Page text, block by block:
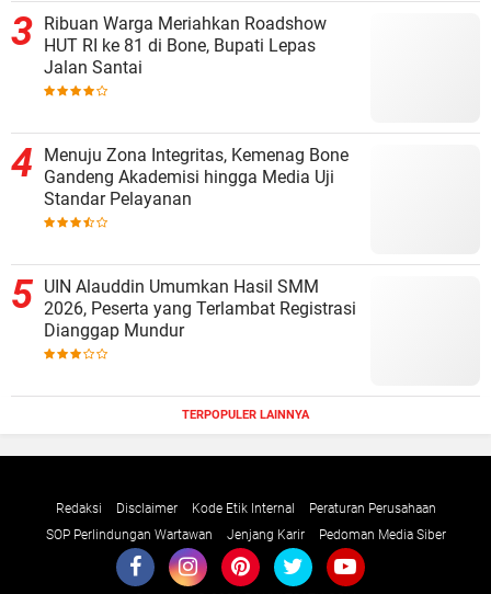
Ribuan Warga Meriahkan Roadshow
HUT RI ke 81 di Bone, Bupati Lepas
Jalan Santai
Menuju Zona Integritas, Kemenag Bone
Gandeng Akademisi hingga Media Uji
Standar Pelayanan
UIN Alauddin Umumkan Hasil SMM
2026, Peserta yang Terlambat Registrasi
Dianggap Mundur
TERPOPULER LAINNYA
Redaksi Disclaimer Kode Etik Internal
Peraturan Perusahaan
SOP Perlindungan Wartawan
Jenjang Karir Pedoman Media Siber